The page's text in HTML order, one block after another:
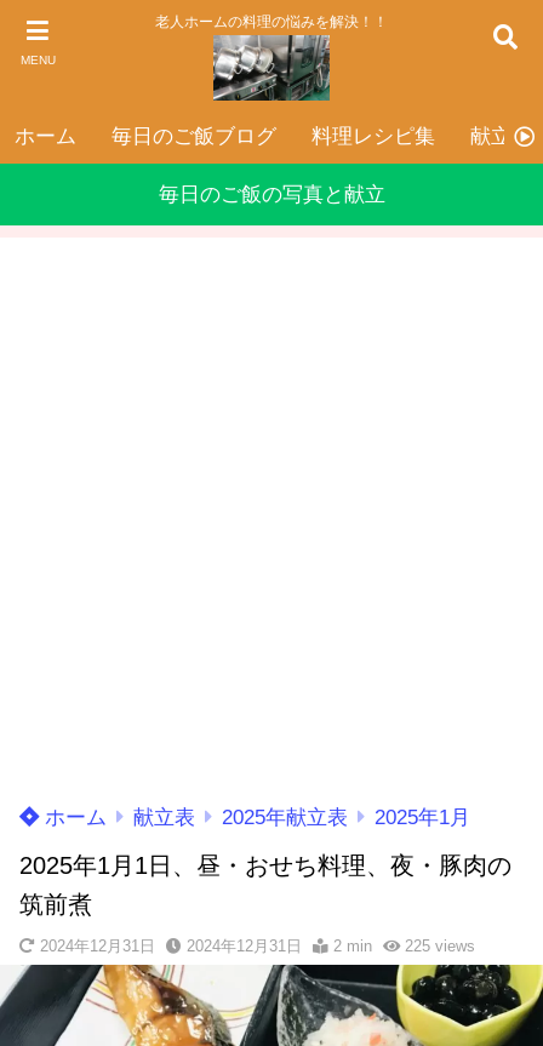
MENU
老人ホームの料理の悩みを解決！！
ホーム 毎日のご飯ブログ 料理レシピ集 献立表
毎日のご飯の写真と献立
ホーム 献立表 2025年献立表 2025年1月
2025年1月1日、昼・おせち料理、夜・豚肉の
筑前煮
2024年12月31日 2024年12月31日 2 min 225views